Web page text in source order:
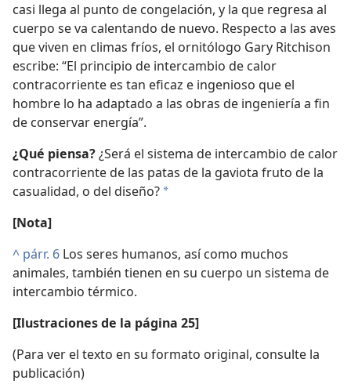
casi llega al punto de congelación, y la que regresa al
cuerpo se va calentando de nuevo. Respecto a las aves
que viven en climas fríos, el ornitólogo Gary Ritchison
escribe: “El principio de intercambio de calor
contracorriente es tan eficaz e ingenioso que el
hombre lo ha adaptado a las obras de ingeniería a fin
de conservar energía”.
¿Qué piensa?¿Será el sistema de intercambio de calor
contracorriente de las patas de la gaviota fruto de la
casualidad, o del diseño? *
[Nota]
^ párr. 6 Los seres humanos, así como muchos
animales, también tienen en su cuerpo un sistema de
intercambio térmico.
[Ilustraciones de la página 25]
(Para ver el texto en su formato original, consulte la
publicación)